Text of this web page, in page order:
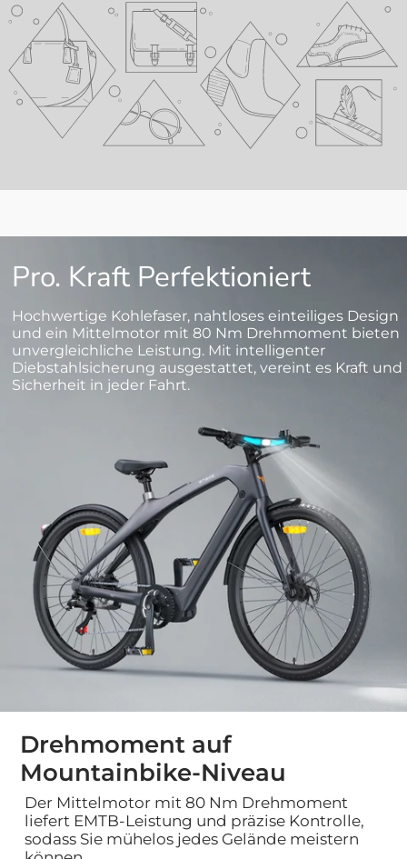
Pro. Kraft Perfektioniert
Hochwertige Kohlefaser, nahtloses einteiliges Design
und ein Mittelmotor mit 80 Nm Drehmoment bieten
unvergleichliche Leistung. Mit intelligenter
Diebstahlsicherung ausgestattet, vereint es Kraft und
Sicherheit in jeder Fahrt.
Drehmoment auf
Mountainbike-Niveau
Der Mittelmotor mit 80 Nm Drehmoment
liefert EMTB-Leistung und präzise Kontrolle,
sodass Sie mühelos jedes Gelände meistern